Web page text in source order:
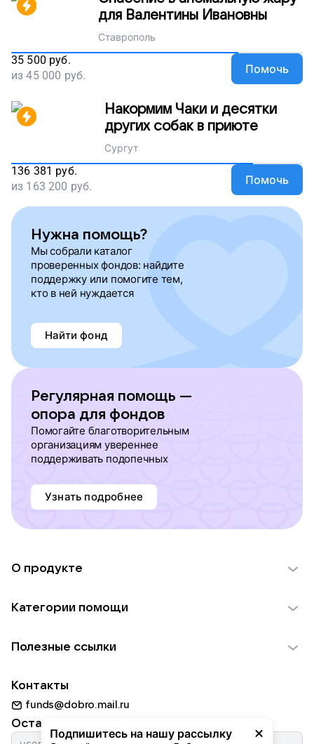
для Валентины Ивановны
Ставрополь
35 500 руб.
из45 000 руб. Помочь
Накормим Чаки и десятки
других собак в приюте
Сургут
136 381 руб.
из 163 200 руб. Помочь
Нужна помощь?
Мы собрали каталог
проверенных фондов: найдите
поддержку или помогите тем,
кто в ней нуждается
Найти фонд
Регулярная помощь —
опора для фондов
Помогайте благотворительным
организациям увереннее
поддерживать подопечных
Узнать подробнее
Подпишитесь на нашу рассылку
О продукте
Использование материалов
Для НКО
Партнерам
Категории помощи
Пожилым
Животным
Природе
Полезные ссылки
Добрый день
Истории
Контакты
funds@dobro.mail.ru
Оставайтесь с нами